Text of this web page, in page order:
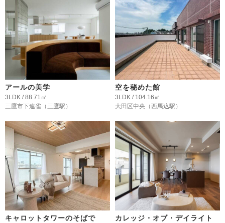
アールの美学
3LDK / 88.71㎡
三鷹市下連雀 （三鷹駅）
空を秘めた館
3LDK / 104.16㎡
大田区中央 （西馬込駅）
キャロットタワーのそばで カレッジ・オブ・デイライト